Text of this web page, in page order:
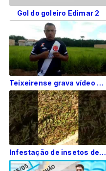
Gol do goleiro Edimar 2
Teixeirense grava vídeo para a Globo: 'Não aguento mais ver o vasco perder'
Infestação de insetos deixam moradores de Itanhém assustados